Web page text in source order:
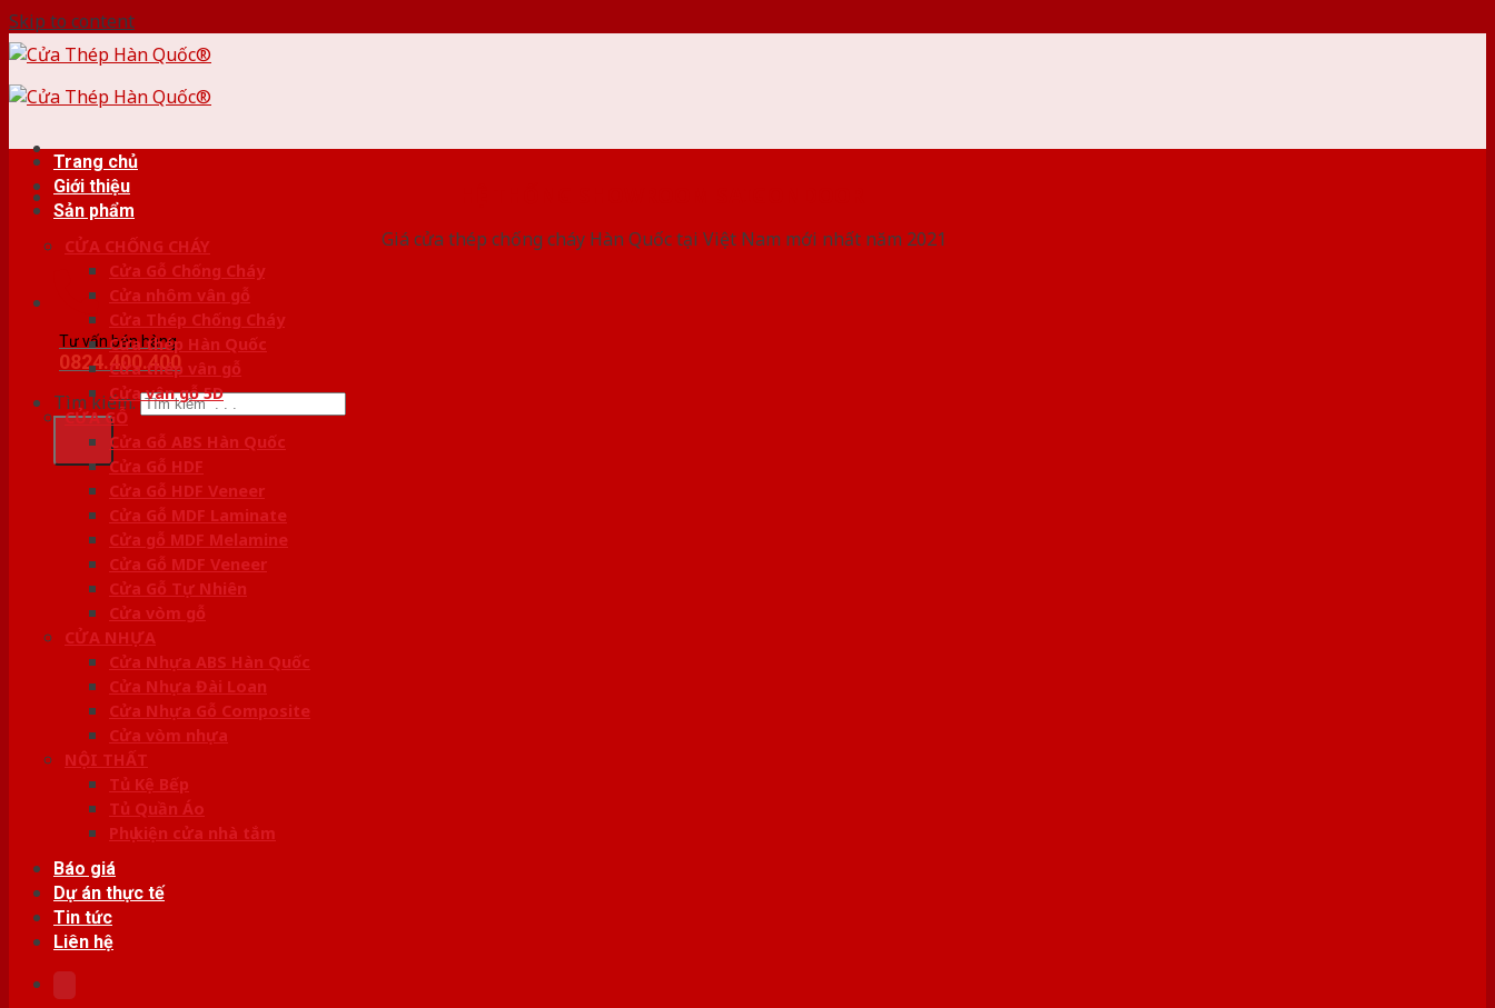
Skip to content
Giá cửa thép chống cháy Hàn Quốc tại Việt Nam mới nhất năm 2021
Tư vấn bán hàng
0824.400.400
Tìm kiếm:
Trang chủ
Giới thiệu
Sản phẩm
CỬA CHỐNG CHÁY
Cửa Gỗ Chống Cháy
Cửa nhôm vân gỗ
Cửa Thép Chống Cháy
Cửa thép Hàn Quốc
Cửa thép vân gỗ
Cửa vân gỗ 5D
CỬA GỖ
Cửa Gỗ ABS Hàn Quốc
Cửa Gỗ HDF
Cửa Gỗ HDF Veneer
Cửa Gỗ MDF Laminate
Cửa gỗ MDF Melamine
Cửa Gỗ MDF Veneer
Cửa Gỗ Tự Nhiên
Cửa vòm gỗ
CỬA NHỰA
Cửa Nhựa ABS Hàn Quốc
Cửa Nhựa Đài Loan
Cửa Nhựa Gỗ Composite
Cửa vòm nhựa
NỘI THẤT
Tủ Kệ Bếp
Tủ Quần Áo
Phụ kiện cửa nhà tắm
Báo giá
Dự án thực tế
Tin tức
Liên hệ